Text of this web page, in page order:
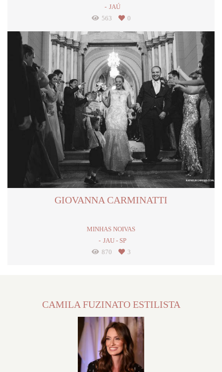
JAÚ
563
0
GIOVANNA CARMINATTI
MINHAS NOIVAS
JAU - SP
870
3
CAMILA FUZINATO ESTILISTA